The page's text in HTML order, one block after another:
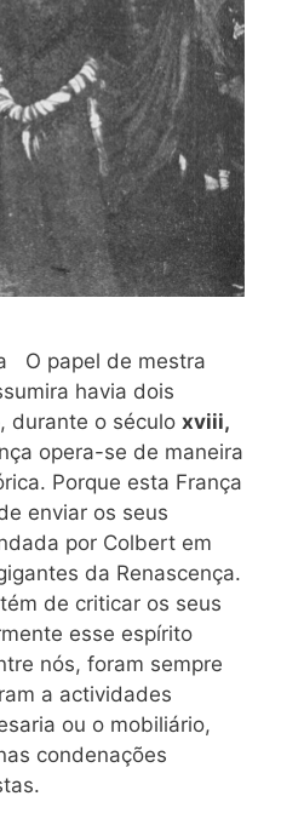
O papel de mestra
havia dois
durante o século xviii,
opera-se de maneira
Porque esta França
enviar os seus
por Colbert em
da Renascença.
de criticar os seus
esse espírito
nós, foram sempre
a actividades
ou o mobiliário,
condenações